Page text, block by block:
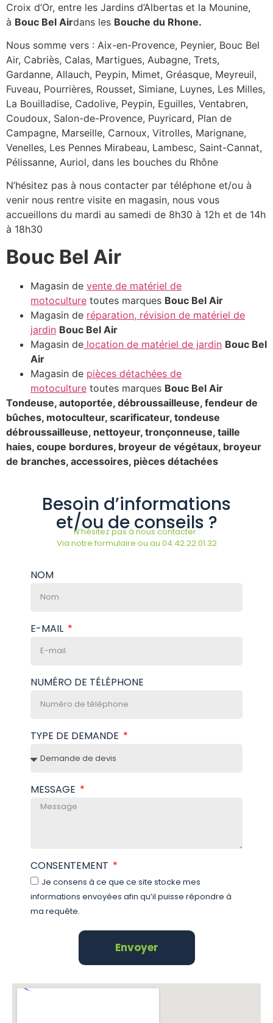
Croix d’Or, entre les Jardins d’Albertas et la Mounine,
à Bouc Bel Airdans les Bouche du Rhone.
Nous somme vers : Aix-en-Provence, Peynier, Bouc Bel
Air, Cabriès, Calas, Martigues, Aubagne, Trets,
Gardanne, Allauch, Peypin, Mimet, Gréasque, Meyreuil,
Fuveau, Pourrières, Rousset, Simiane, Luynes, Les Milles,
La Bouilladise, Cadolive, Peypin, Eguilles, Ventabren,
Coudoux, Salon-de-Provence, Puyricard, Plan de
Campagne, Marseille, Carnoux, Vitrolles, Marignane,
Venelles, Les Pennes Mirabeau, Lambesc, Saint-Cannat,
Pélissanne, Auriol, dans les bouches du Rhône
N’hésitez pas à nous contacter par téléphone et/ou à
venir nous rentre visite en magasin, nous vous
accueillons du mardi au samedi de 8h30 à 12h et de 14h
à 18h30
Bouc Bel Air
Magasin de vente de matériel de
motoculture toutes marques Bouc Bel Air
Magasin de réparation, révision de matériel de
jardin Bouc Bel Air
Magasin de location de matériel de jardin Bouc Bel
Air
Magasin de pièces détachées de
motoculture toutes marques Bouc Bel Air
Tondeuse, autoportée, débroussailleuse, fendeur de
bûches, motoculteur, scarificateur, tondeuse
débroussailleuse, nettoyeur, tronçonneuse, taille
haies, coupe bordures, broyeur de végétaux, broyeur
de branches, accessoires, pièces détachées
Besoin d’informations
et/ou de conseils ?
N’hésitez pas à nous contacter :
Via notre formulaire ou au 04.42.22.01.32
NOM
E-MAIL
NUMÉRO DE TÉLÉPHONE
TYPE DE DEMANDE
MESSAGE
CONSENTEMENT
Je consens à ce que ce site stocke mes
informations envoyées afin qu’il puisse répondre à
ma requête.
Envoyer